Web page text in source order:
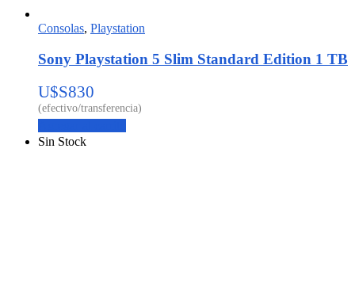
Consolas, Playstation
Sony Playstation 5 Slim Standard Edition 1 TB
U$S830
Sin Stock